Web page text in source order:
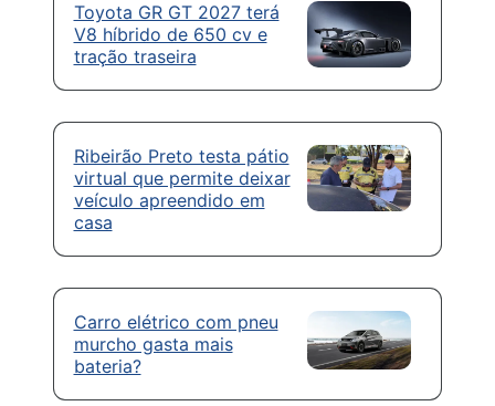
Toyota GR GT 2027 terá
V8 híbrido de 650 cv e
tração traseira
Ribeirão Preto testa pátio
virtual que permite deixar
veículo apreendido em
casa
Carro elétrico com pneu
murcho gasta mais
bateria?